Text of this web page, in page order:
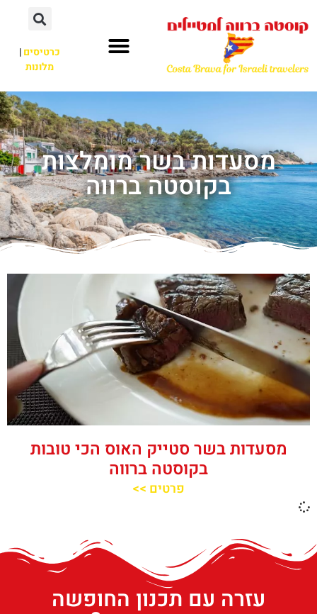
כרטיסים|
מלונות
מסעדות בשר מומלצות
בקוסטה ברווה
מסעדות בשר סטייק האוס הכי טובות
בקוסטה ברווה
פרטים >>
עזרה עם תכנון החופשה